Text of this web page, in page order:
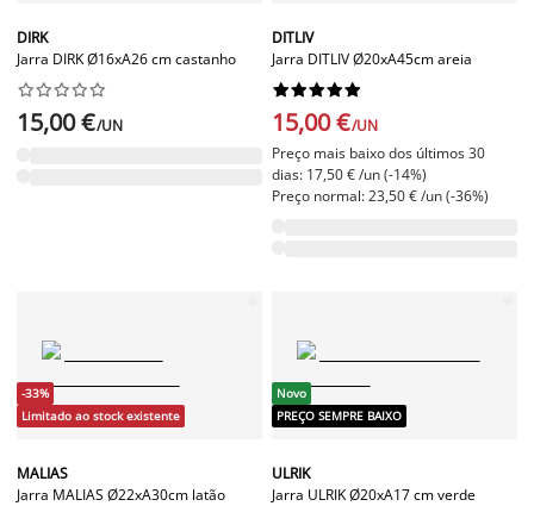
DIRK
Jarra DIRK Ø16xA26 cm castanho






15,00 €/UN
DITLIV
Jarra DITLIV Ø20xA45cm areia






15,00 €/UN
Preço mais baixo dos últimos 30
dias: 17,50 € /un (-14%)
Preço normal: 23,50 € /un (-36%)
-33%
Limitado ao stock existente
MALIAS
Jarra MALIAS Ø22xA30cm latão
Novo
PREÇO SEMPRE BAIXO
ULRIK
Jarra ULRIK Ø20xA17 cm verde